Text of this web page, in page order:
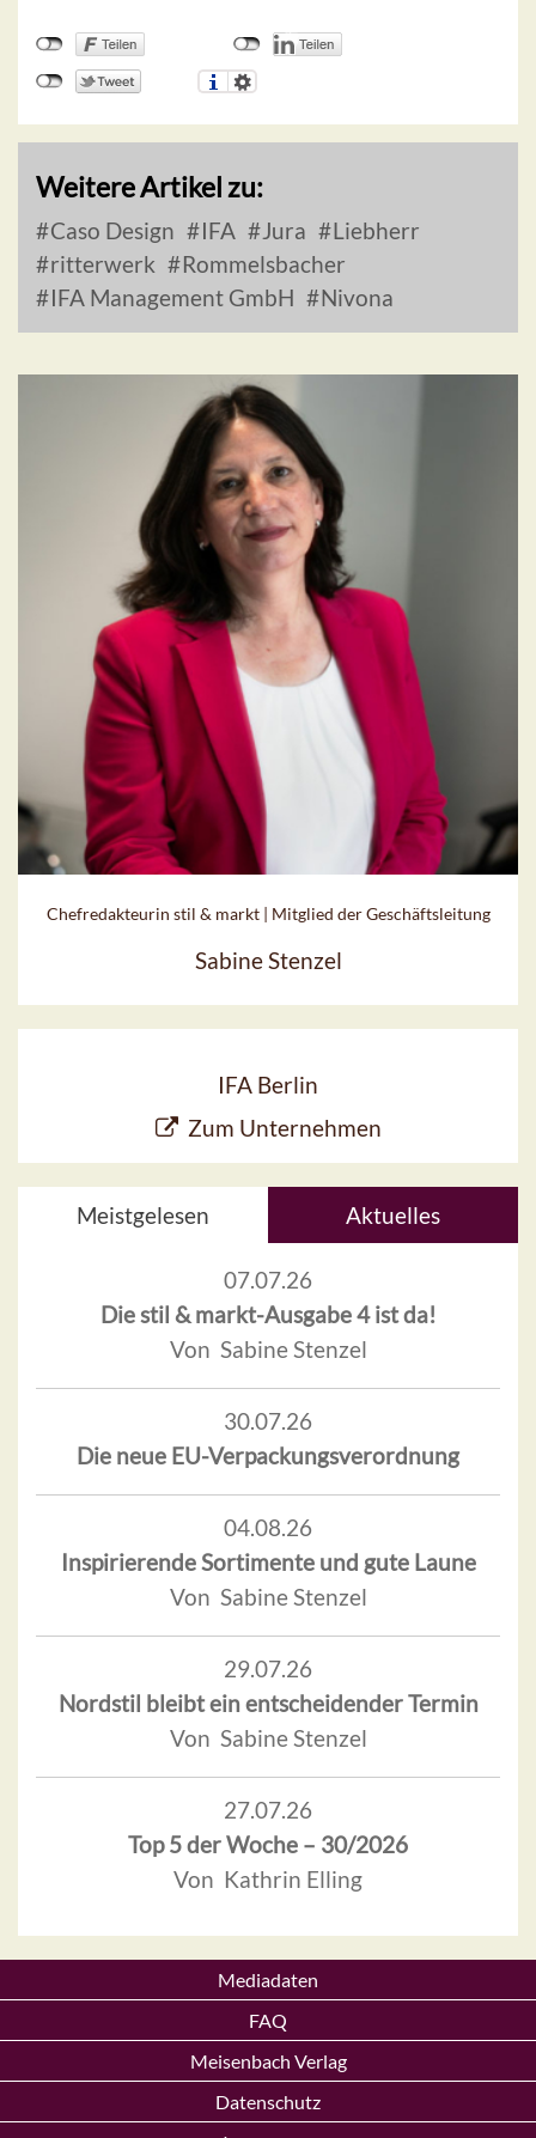
Weitere Artikel zu:
Caso Design IFA Jura
Liebherr
ritterwerk
Rommelsbacher
IFA Management GmbH
Nivona
Chefredakteurin stil & markt | Mitglied der Geschäftsleitung
Sabine Stenzel
IFA Berlin
Zum Unternehmen
Meistgelesen Aktuelles
07.07.26
Die stil & markt-Ausgabe 4 ist da!
Von Sabine Stenzel
30.07.26
Die neue EU-Verpackungsverordnung
04.08.26
Inspirierende Sortimente und gute Laune
Von Sabine Stenzel
29.07.26
Nordstil bleibt ein entscheidender Termin
Von Sabine Stenzel
27.07.26
Top 5 der Woche – 30/2026
Von Kathrin Elling
Mediadaten
FAQ
Meisenbach Verlag
Datenschutz